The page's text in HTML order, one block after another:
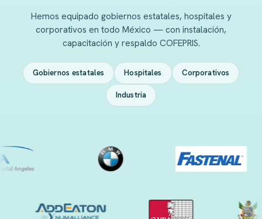
Hemos equipado gobiernos estatales, hospitales y
corporativos en todo México — con instalación,
capacitación y respaldo COFEPRIS.
Gobiernos estatales Hospitales Corporativos
Industria